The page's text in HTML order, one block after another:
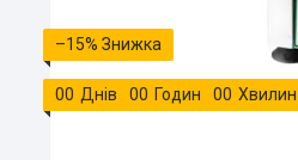
–15%
00 Днів 00 Годин 00 Хвилин